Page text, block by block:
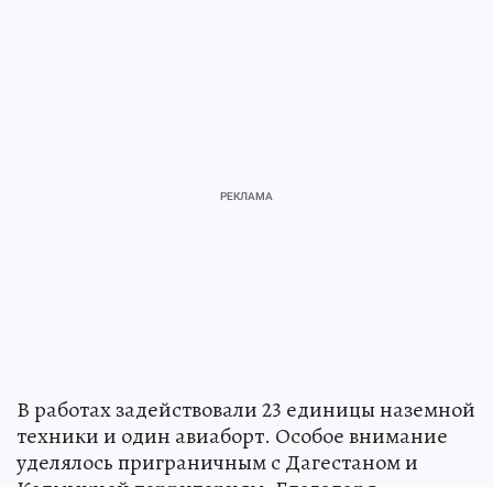
В работах задействовали 23 единицы наземной
техники и один авиаборт. Особое внимание
уделялось приграничным с Дагестаном и